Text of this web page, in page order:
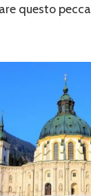
questo